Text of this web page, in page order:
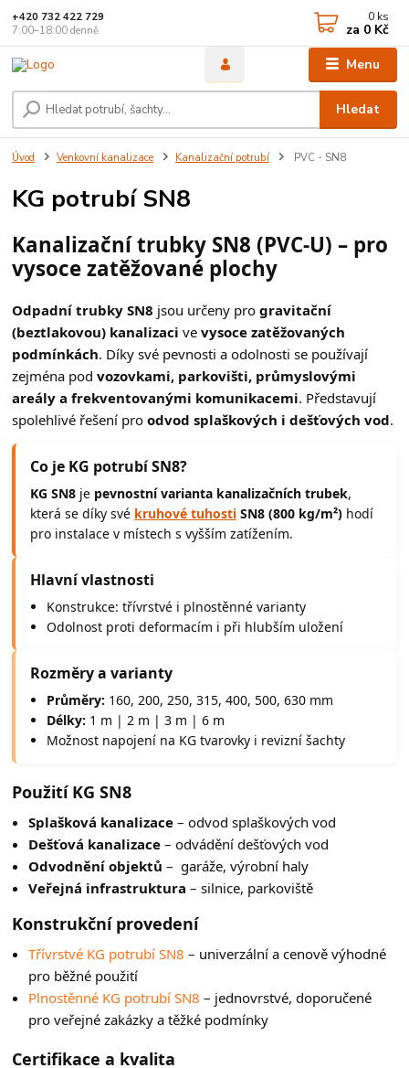
Menu
Hledat
+420 732 422 729
7:00–18:00 denně
0 ks
za 0 Kč
Úvod Venkovní kanalizace Kanalizační potrubí PVC - SN8
KG potrubí SN8
Kanalizační trubky SN8 (PVC-U) – pro
vysoce zatěžované plochy
Odpadní trubky SN8 jsou určeny progravitační
(beztlakovou) kanalizaci vevysoce zatěžovaných
podmínkách. Díky své pevnosti a odolnosti se používají
zejména podvozovkami, parkovišti, průmyslovými
areály a frekventovanými komunikacemi. Představují
spolehlivé řešení proodvod splaškových i dešťových vod.
Co je KG potrubí SN8?
KG SN8 je pevnostní varianta kanalizačních trubek,
která se díky své kruhové tuhosti SN8 (800 kg/m²) hodí
pro instalace v místech s vyšším zatížením.
Hlavní vlastnosti
Konstrukce: třívrstvé i plnostěnné varianty
Odolnost proti deformacím i při hlubším uložení
Rozměry a varianty
Průměry: 160, 200, 250, 315, 400, 500, 630 mm
Délky: 1 m | 2 m | 3 m | 6 m
Možnost napojení na KG tvarovky i revizní šachty
Použití KG SN8
Splašková kanalizace – odvod splaškových vod
Dešťová kanalizace – odvádění dešťových vod
Odvodnění objektů – garáže, výrobní haly
Veřejná infrastruktura – silnice, parkoviště
Konstrukční provedení
Třívrstvé KG potrubí SN8 – univerzální a cenově výhodné
pro běžné použití
Plnostěnné KG potrubí SN8 – jednovrstvé, doporučené
pro veřejné zakázky a těžké podmínky
Certifikace a kvalita